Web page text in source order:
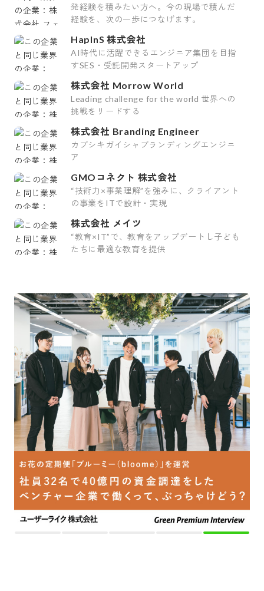
発経験を積みたい方へ。今の現場で積んだ
経験を、次の一歩につなげます。
HapInS 株式会社
AI時代に活躍できるエンジニア集団を目指
すSES・受託開発スタートアップ
株式会社 Morrow World
Leading challenge for the world 世界への
挑戦をリードする
株式会社 Branding Engineer
カブシキガイシャブランディングエンジニ
ア
GMOコネクト 株式会社
“技術力×事業理解”を強みに、クライアント
の事業をITで設計・実現
株式会社 メイツ
“教育×IT”で、教育をアップデートし子ども
たちに最適な教育を提供